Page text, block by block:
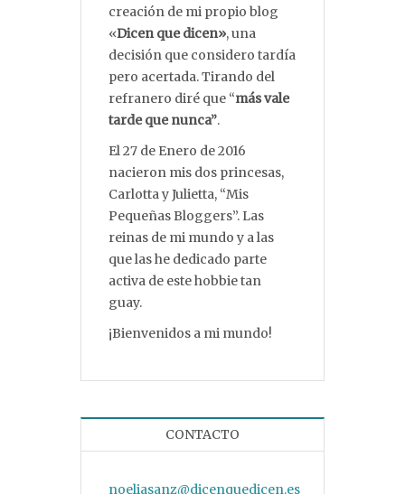
creación de mi propio blog
«Dicen que dicen», una
decisión que considero tardía
pero acertada. Tirando del
refranero diré que “más vale
tarde que nunca”.
El 27 de Enero de 2016
nacieron mis dos princesas,
Carlotta y Julietta, “Mis
Pequeñas Bloggers”. Las
reinas de mi mundo y a las
que las he dedicado parte
activa de este hobbie tan
guay.
¡Bienvenidos a mi mundo!
CONTACTO
noeliasanz@dicenquedicen.es